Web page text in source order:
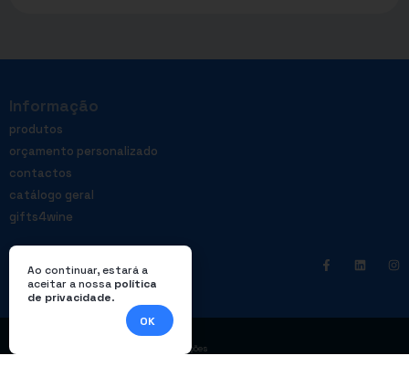
Informação
produtos
orçamento personalizado
contactos
catálogo geral
gifts4wine
Livro de reclamações
Ao continuar, estará a
aceitar a nossa política
de privacidade.
OK